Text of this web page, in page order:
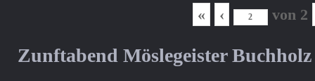
« ‹ von 2
Zunftabend Möslegeister Buchholz